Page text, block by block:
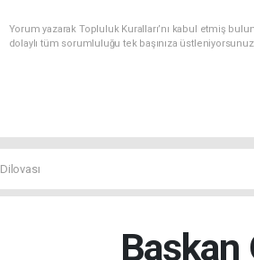
Yorum yazarak Topluluk Kuralları’nı kabul etmiş
dolaylı tüm sorumluluğu tek başınıza
Dilovası
Başkan